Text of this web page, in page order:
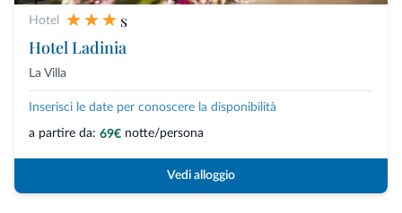
Hotel
s
Hotel Ladinia
La Villa
Inserisci le date per conoscere la disponibilità
a partire da: 69€ notte/persona
Vedi alloggio